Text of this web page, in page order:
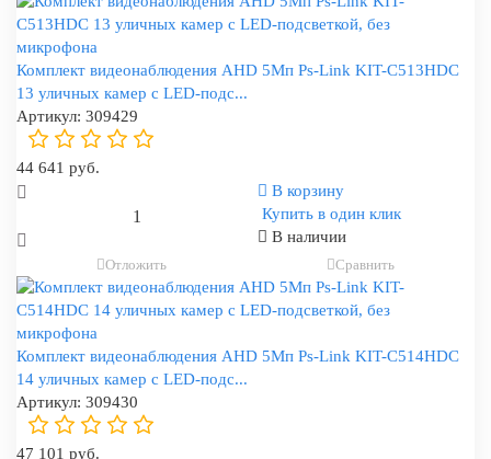
Комплект видеонаблюдения AHD 5Мп Ps-Link KIT-C513HDC
13 уличных камер с LED-подс...
Артикул: 309429
44 641 руб.
В корзину
Купить в один клик
В наличии
Отложить Сравнить
Комплект видеонаблюдения AHD 5Мп Ps-Link KIT-C514HDC
14 уличных камер с LED-подс...
Артикул: 309430
47 101 руб.